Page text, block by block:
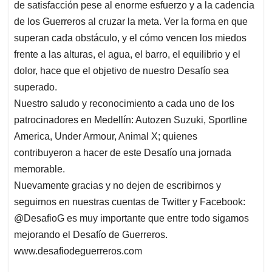
de satisfacción pese al enorme esfuerzo y a la cadencia
de los Guerreros al cruzar la meta. Ver la forma en que
superan cada obstáculo, y el cómo vencen los miedos
frente a las alturas, el agua, el barro, el equilibrio y el
dolor, hace que el objetivo de nuestro Desafío sea
superado.
Nuestro saludo y reconocimiento a cada uno de los
patrocinadores en Medellín: Autozen Suzuki, Sportline
America, Under Armour, Animal X; quienes
contribuyeron a hacer de este Desafío una jornada
memorable.
Nuevamente gracias y no dejen de escribirnos y
seguirnos en nuestras cuentas de Twitter y Facebook:
@DesafioG es muy importante que entre todo sigamos
mejorando el Desafío de Guerreros.
www.desafiodeguerreros.com